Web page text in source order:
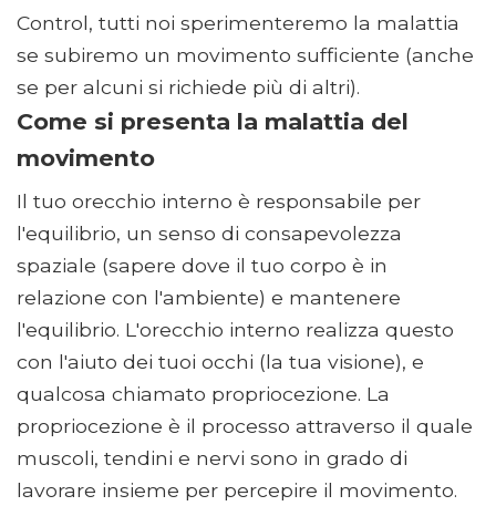
Control, tutti noi sperimenteremo la malattia
se subiremo un movimento sufficiente (anche
se per alcuni si richiede più di altri).
Come si presenta la malattia del
movimento
Il tuo orecchio interno è responsabile per
l'equilibrio, un senso di consapevolezza
spaziale (sapere dove il tuo corpo è in
relazione con l'ambiente) e mantenere
l'equilibrio. L'orecchio interno realizza questo
con l'aiuto dei tuoi occhi (la tua visione), e
qualcosa chiamato propriocezione. La
propriocezione è il processo attraverso il quale
muscoli, tendini e nervi sono in grado di
lavorare insieme per percepire il movimento.